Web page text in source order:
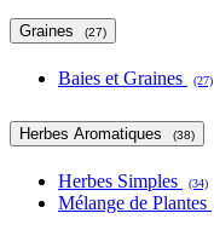
Graines (27)
Baies et Graines (27)
Herbes Aromatiques (38)
Herbes Simples (34)
Mélange de Plantes